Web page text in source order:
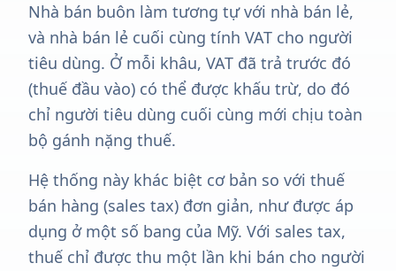
Nhà bán buôn làm tương tự với nhà bán lẻ,
và nhà bán lẻ cuối cùng tính VAT cho người
tiêu dùng. Ở mỗi khâu, VAT đã trả trước đó
(thuế đầu vào) có thể được khấu trừ, do đó
chỉ người tiêu dùng cuối cùng mới chịu toàn
bộ gánh nặng thuế.
Hệ thống này khác biệt cơ bản so với thuế
bán hàng (sales tax) đơn giản, như được áp
dụng ở một số bang của Mỹ. Với sales tax,
thuế chỉ được thu một lần khi bán cho người